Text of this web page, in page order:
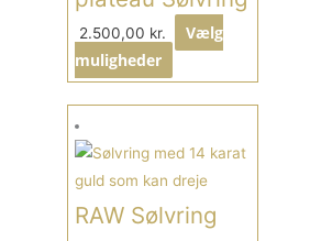
2.500,00 kr.
Vælg
muligheder
RAW Sølvring